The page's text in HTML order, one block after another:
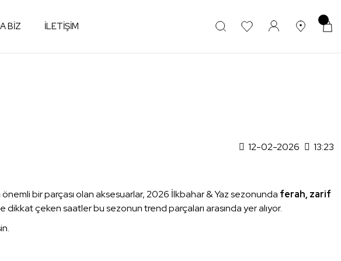
BİZ İLETİŞİM
12-02-2026 13:23
bir parçası olan aksesuarlar, 2026 İlkbahar & Yaz sezonunda ferah, zarif
çeken saatler bu sezonun trend parçaları arasında yer alıyor.